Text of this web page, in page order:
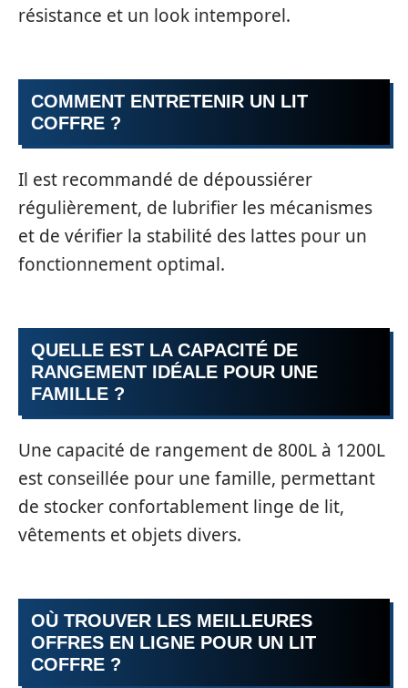
résistance et un look intemporel.
COMMENT ENTRETENIR UN LIT
COFFRE ?
Il est recommandé de dépoussiérer
régulièrement, de lubrifier les mécanismes
et de vérifier la stabilité des lattes pour un
fonctionnement optimal.
QUELLE EST LA CAPACITÉ DE
RANGEMENT IDÉALE POUR UNE
FAMILLE ?
Une capacité de rangement de 800L à 1200L
est conseillée pour une famille, permettant
de stocker confortablement linge de lit,
vêtements et objets divers.
OÙ TROUVER LES MEILLEURES
OFFRES EN LIGNE POUR UN LIT
COFFRE ?